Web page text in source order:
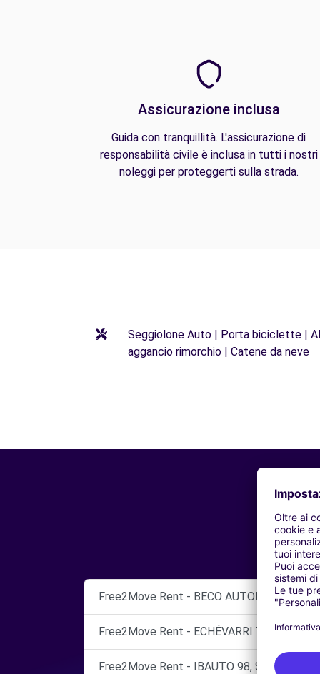
Assicurazione inclusa
Guida con tranquillità. L'assicurazione di
responsabilità civile è inclusa in tutti i nostri
noleggi per proteggerti sulla strada.
Seggiolone Auto | Porta biciclette |
aggancio rimorchio | Catene da neve
Free2Move Rent - BECO AUTOMOCION,
Free2Move Rent - ECHÉVARRI TURISMOS
Free2Move Rent - IBAUTO 98, S.R.L. -